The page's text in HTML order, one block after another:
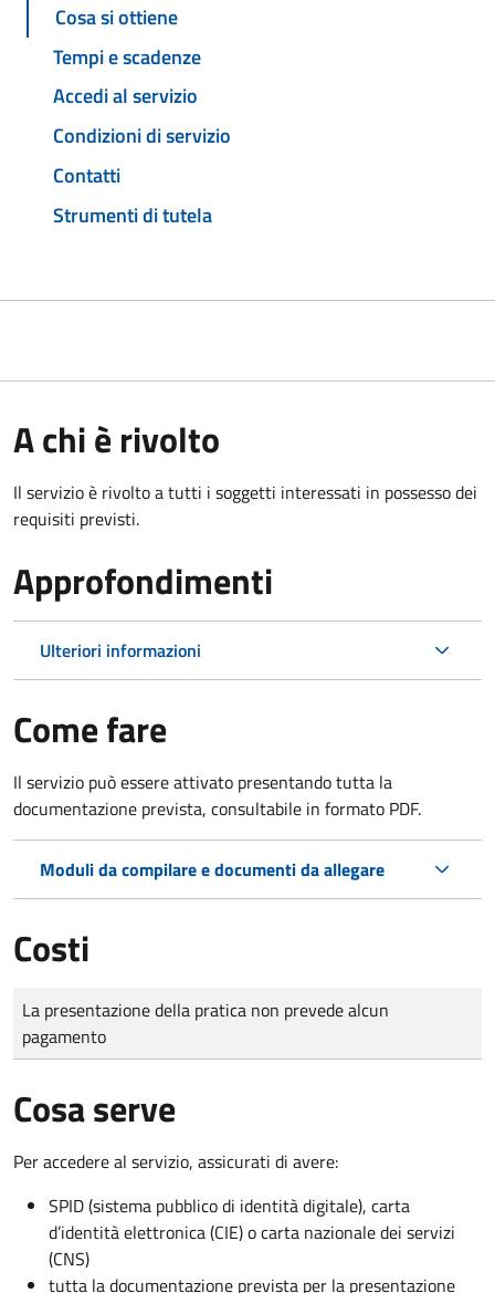
Cosa si ottiene
Tempi e scadenze
Accedi al servizio
Condizioni di servizio
Contatti
Strumenti di tutela
A chi è rivolto
Il servizio è rivolto a tutti i soggetti interessati in possesso dei
requisiti previsti.
Approfondimenti
Ulteriori informazioni
Come fare
Il servizio può essere attivato presentando tutta la
documentazione prevista, consultabile in formato PDF.
Moduli da compilare e documenti da allegare
Costi
Tipo di pagamento
Importo
La presentazione della pratica non prevede alcun
pagamento
Cosa serve
Per accedere al servizio, assicurati di avere:
SPID (sistema pubblico di identità digitale), carta
d’identità elettronica (CIE) o carta nazionale dei servizi
(CNS)
tutta la documentazione prevista per la presentazione